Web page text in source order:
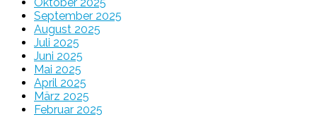
September 2025
August 2025
Juli 2025
Juni 2025
Mai 2025
April 2025
März 2025
Februar 2025